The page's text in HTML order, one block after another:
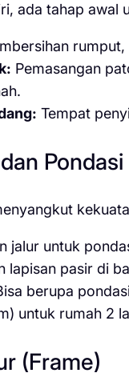
ada tahap awal
Pemasangan
Tempat
Pondasi
jalur untuk
lapisan pasir di
berupa
untuk rumah 2
(Frame)